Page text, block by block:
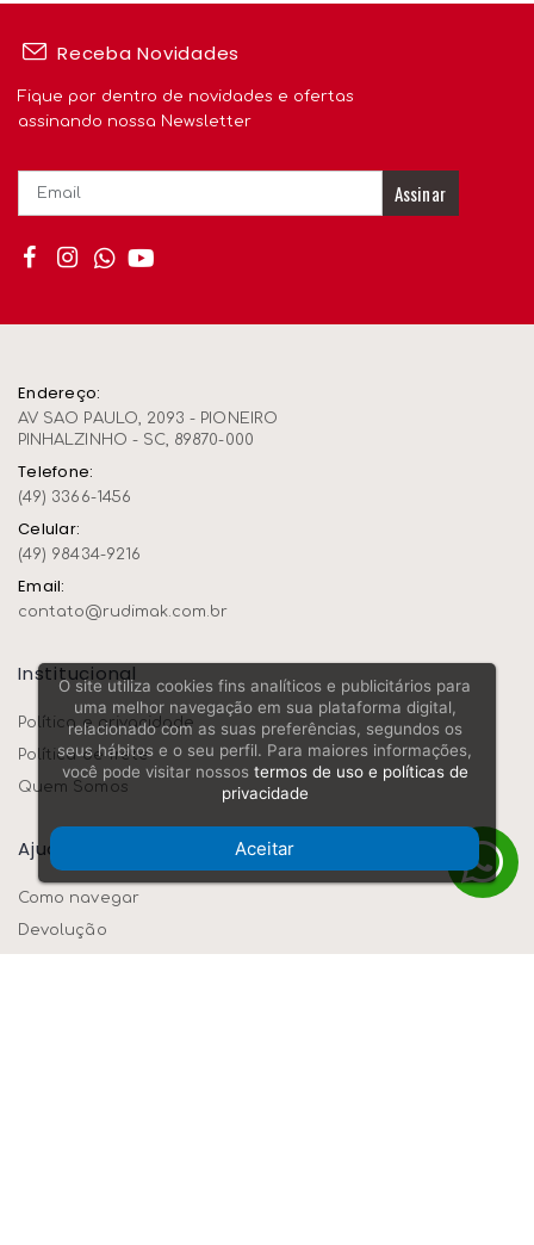
Receba Novidades
Fique por dentro de novidades e ofertas
assinando nossa Newsletter
Assinar
Endereço:
AV SAO PAULO, 2093 - PIONEIRO
PINHALZINHO - SC, 89870-000
Telefone:
(49) 3366-1456
Celular:
(49) 98434-9216
Email:
contato@rudimak.com.br
Institucional
Política e privacidade
Política de frete
Quem Somos
Ajuda/dúvidas
Como navegar
Devolução
O site utiliza cookies fins analíticos e publicitários para
uma melhor navegação em sua plataforma digital,
relacionado com as suas preferências, segundos os
seus hábitos e o seu perfil. Para maiores informações,
você pode visitar nossos termos de uso e políticas de
privacidade
Aceitar